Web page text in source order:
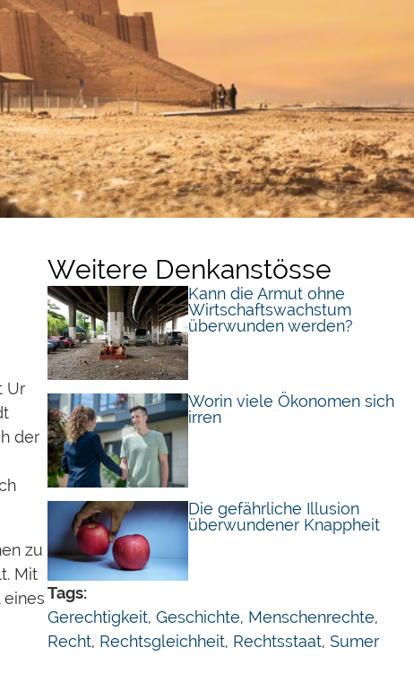
Ur
der
zu
Mit
Weitere Denkanstösse
Kann die Armut ohne
Wirtschaftswachstum
überwunden werden?
Worin viele Ökonomen sich
irren
Die gefährliche Illusion
überwundener Knappheit
Tags:
Gerechtigkeit, Geschichte, Menschenrechte,
Recht, Rechtsgleichheit, Rechtsstaat, Sumer